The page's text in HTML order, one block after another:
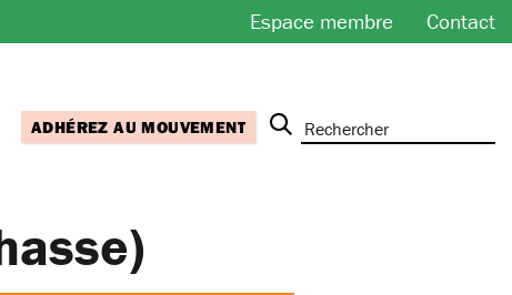
Espace membre Contact
ADHÉREZ AU MOUVEMENT